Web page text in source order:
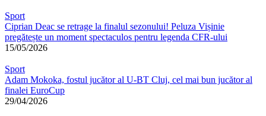
Sport
Ciprian Deac se retrage la finalul sezonului! Peluza Vișinie
pregătește un moment spectaculos pentru legenda CFR-ului
15/05/2026
Sport
Adam Mokoka, fostul jucător al U-BT Cluj, cel mai bun jucător al
finalei EuroCup
29/04/2026